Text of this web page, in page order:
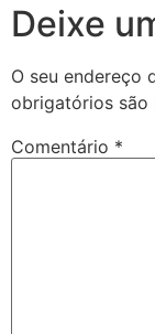
Deixe
O seu endereço
obrigatórios são
Comentário *